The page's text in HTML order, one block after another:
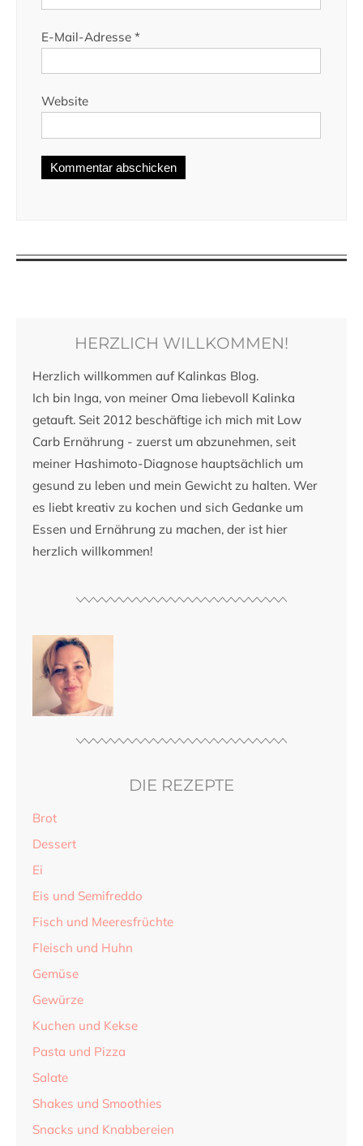
E-Mail-Adresse *
Website
HERZLICH WILLKOMMEN!
Herzlich willkommen auf Kalinkas Blog.
Ich bin Inga, von meiner Oma liebevoll Kalinka
getauft. Seit 2012 beschäftige ich mich mit Low
Carb Ernährung - zuerst um abzunehmen, seit
meiner Hashimoto-Diagnose hauptsächlich um
gesund zu leben und mein Gewicht zu halten. Wer
es liebt kreativ zu kochen und sich Gedanke um
Essen und Ernährung zu machen, der ist hier
herzlich willkommen!
DIE REZEPTE
Brot
Dessert
Ei
Eis und Semifreddo
Fisch und Meeresfrüchte
Fleisch und Huhn
Gemüse
Gewürze
Kuchen und Kekse
Pasta und Pizza
Salate
Shakes und Smoothies
Snacks und Knabbereien